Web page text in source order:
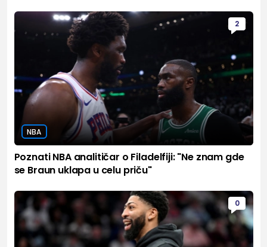
2
NBA
Poznati NBA analitičar o Filadelfiji: "Ne znam gde
se Braun uklapa u celu priču"
0